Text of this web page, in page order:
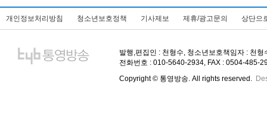
개인정보처리방침 청소년보호정책 기사제보 제휴/광고문의 상단으
발행,편집인 : 천형수, 청소년보호책임자 : 천
전화번호 : 010-5640-2934, FAX : 0504-485-
Copyright © 통영방송. All rights reserved.